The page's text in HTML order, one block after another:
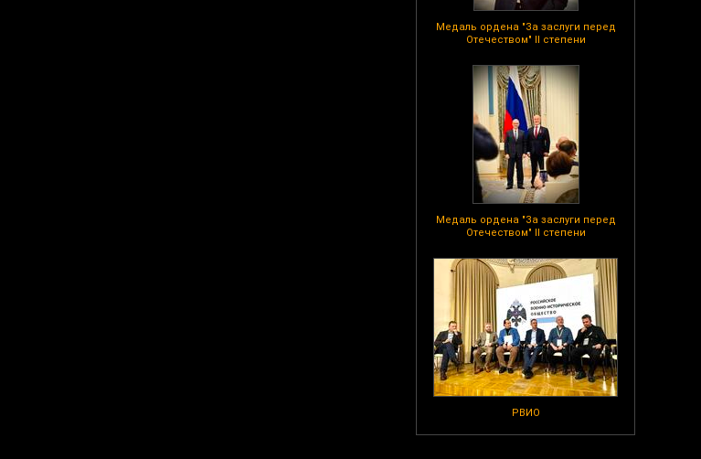
Медаль ордена "За заслуги перед
Отечеством" II степени
Медаль ордена "За заслуги перед
Отечеством" II степени
РВИО